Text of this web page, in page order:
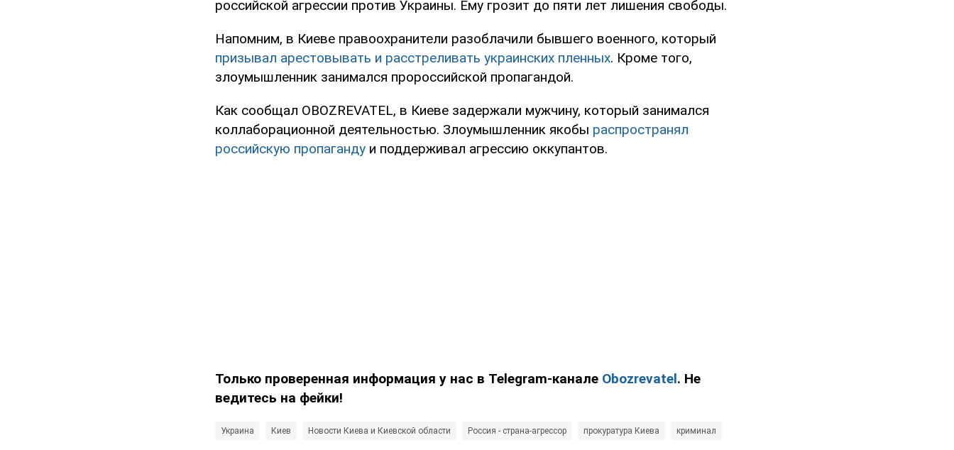
российской агрессии против Украины. Ему грозит до пяти лет лишения свободы.
Напомним, в Киеве правоохранители разоблачили бывшего военного, который
призывал арестовывать и расстреливать украинских пленных. Кроме того,
злоумышленник занимался пророссийской пропагандой.
Как сообщал OBOZREVATEL, в Киеве задержали мужчину, который занимался
коллаборационной деятельностью. Злоумышленник якобы распространял
российскую пропаганду и поддерживал агрессию оккупантов.
Только проверенная информация у нас в Telegram-канале Obozrevatel. Не
ведитесь на фейки!
Украина Киев Новости Киева и Киевской области Россия - страна-агрессор прокуратура Киева криминал